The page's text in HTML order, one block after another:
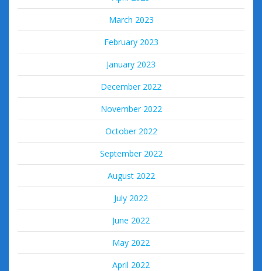
March 2023
February 2023
January 2023
December 2022
November 2022
October 2022
September 2022
August 2022
July 2022
June 2022
May 2022
April 2022